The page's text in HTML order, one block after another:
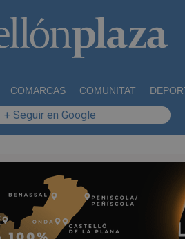
COMARCAS COMUNITAT
+ Seguir en Google